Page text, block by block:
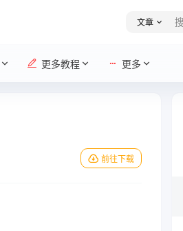
文章
更多教程 更多
前往下载